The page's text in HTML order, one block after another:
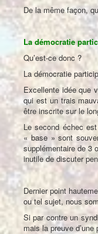
De la même façon,
La démocratie
Qu’est-ce donc ?
La démocratie
Excellente idée que
qui est un trais
être inscrite sur le
Le second échec
« base » sont
supplémentaire de 3
inutile de discuter
Dernier point
ou tel sujet, nous
Si par contre un
mais la preuve